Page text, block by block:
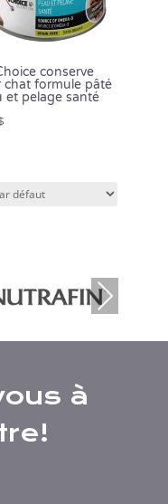
conserve
chat formule pâté
et pelage santé
Next
à